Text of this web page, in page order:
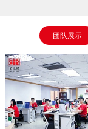
团队展示